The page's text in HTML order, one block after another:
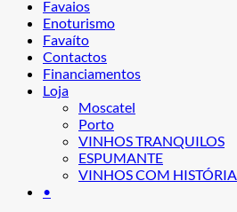
Favaios
Enoturismo
Favaíto
Contactos
Financiamentos
Loja
Moscatel
Porto
VINHOS TRANQUILOS
ESPUMANTE
VINHOS COM HISTÓRIA
•